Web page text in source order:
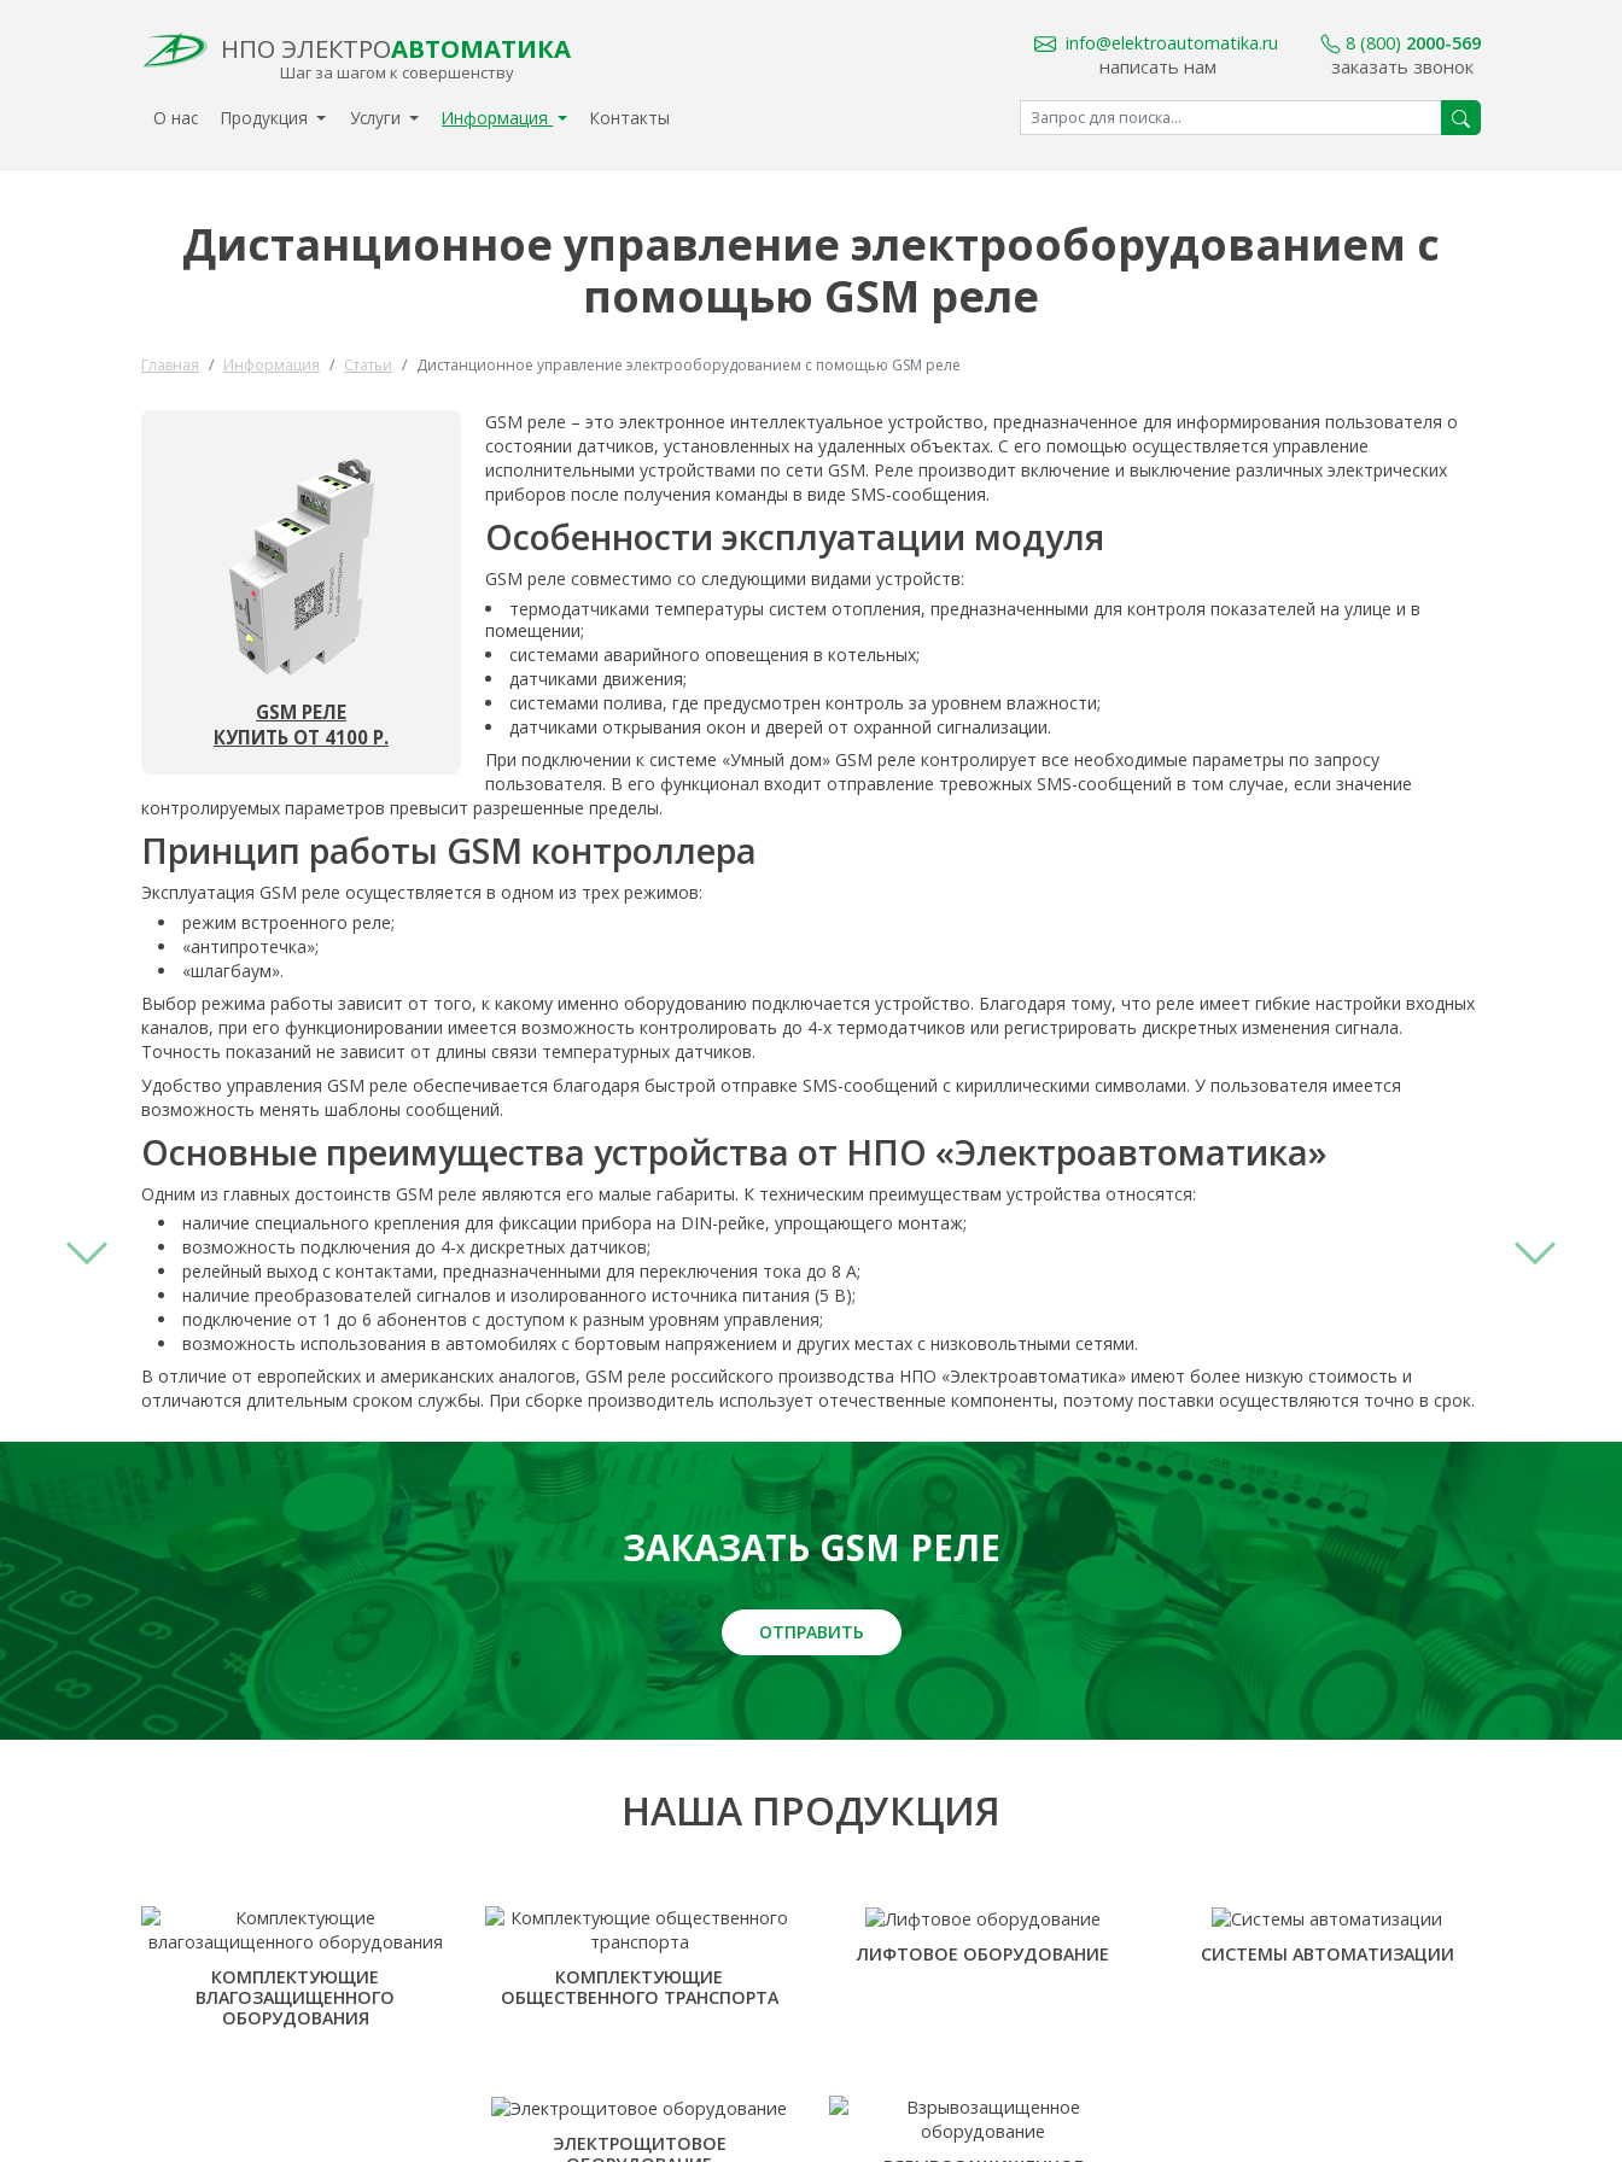
НПО ЭЛЕКТРОАВТОМАТИКА
Шаг за шагом к совершенству
info@elektroautomatika.ru
написать нам
8 (800) 2000-569
заказать звонок
О нас Продукция Услуги Информация Контакты
Дистанционное управление электрооборудованием с
помощью GSM реле
Главная Информация Статьи Дистанционное управление электрооборудованием с помощью GSM реле
GSM РЕЛЕ
КУПИТЬ ОТ 4100 Р.
GSM реле – это электронное интеллектуальное устройство, предназначенное для информирования пользователя о
состоянии датчиков, установленных на удаленных объектах. С его помощью осуществляется управление
исполнительными устройствами по сети GSM. Реле производит включение и выключение различных электрических
приборов после получения команды в виде SMS-сообщения.
Особенности эксплуатации модуля
GSM реле совместимо со следующими видами устройств:
термодатчиками температуры систем отопления, предназначенными для контроля показателей на улице и в
помещении;
системами аварийного оповещения в котельных;
датчиками движения;
системами полива, где предусмотрен контроль за уровнем влажности;
датчиками открывания окон и дверей от охранной сигнализации.
При подключении к системе «Умный дом» GSM реле контролирует все необходимые параметры по запросу
пользователя. В его функционал входит отправление тревожных SMS-сообщений в том случае, если значение
контролируемых параметров превысит разрешенные пределы.
Принцип работы GSM контроллера
Эксплуатация GSM реле осуществляется в одном из трех режимов:
режим встроенного реле;
«антипротечка»;
«шлагбаум».
Выбор режима работы зависит от того, к какому именно оборудованию подключается устройство. Благодаря тому, что реле имеет гибкие настройки входных
каналов, при его функционировании имеется возможность контролировать до 4-х термодатчиков или регистрировать дискретных изменения сигнала.
Точность показаний не зависит от длины связи температурных датчиков.
Удобство управления GSM реле обеспечивается благодаря быстрой отправке SMS-сообщений с кириллическими символами. У пользователя имеется
возможность менять шаблоны сообщений.
Основные преимущества устройства от НПО «Электроавтоматика»
Одним из главных достоинств GSM реле являются его малые габариты. К техническим преимуществам устройства относятся:
наличие специального крепления для фиксации прибора на DIN-рейке, упрощающего монтаж;
возможность подключения до 4-х дискретных датчиков;
релейный выход с контактами, предназначенными для переключения тока до 8 А;
наличие преобразователей сигналов и изолированного источника питания (5 В);
подключение от 1 до 6 абонентов с доступом к разным уровням управления;
возможность использования в автомобилях с бортовым напряжением и других местах с низковольтными сетями.
В отличие от европейских и американских аналогов, GSM реле российского производства НПО «Электроавтоматика» имеют более низкую стоимость и
отличаются длительным сроком службы. При сборке производитель использует отечественные компоненты, поэтому поставки осуществляются точно в срок.
ЗАКАЗАТЬ GSM РЕЛЕ
ОТПРАВИТЬ
НАША ПРОДУКЦИЯ
КОМПЛЕКТУЮЩИЕ
ВЛАГОЗАЩИЩЕННОГО
ОБОРУДОВАНИЯ
КОМПЛЕКТУЮЩИЕ
ОБЩЕСТВЕННОГО ТРАНСПОРТА
ЛИФТОВОЕ ОБОРУДОВАНИЕ СИСТЕМЫ АВТОМАТИЗАЦИИ
ЭЛЕКТРОЩИТОВОЕ